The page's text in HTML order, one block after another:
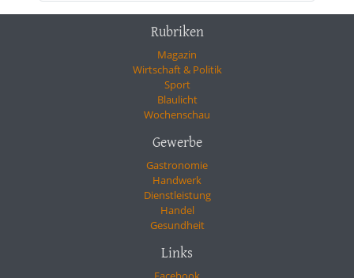
Rubriken
Magazin
Wirtschaft & Politik
Sport
Blaulicht
Wochenschau
Gewerbe
Gastronomie
Handwerk
Dienstleistung
Handel
Gesundheit
Links